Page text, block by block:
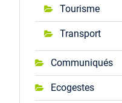
Tourisme
Transport
Communiqués
Ecogestes